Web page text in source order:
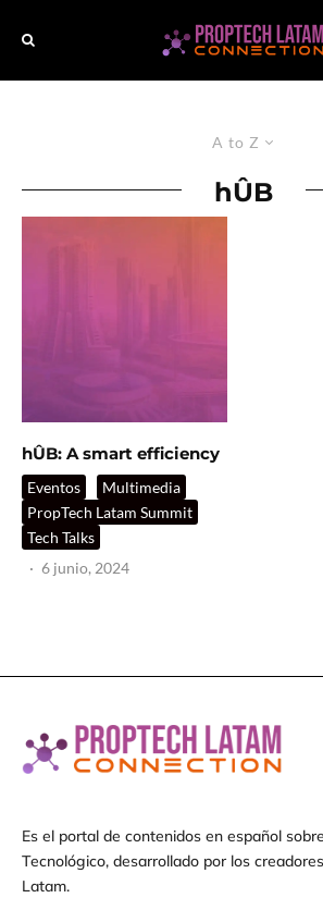
A to Z
hÛB
hÛB: A smart efficiency
Eventos
Multimedia
PropTech Latam Summit
Tech Talks
· 6 junio, 2024
Es el portal de contenidos en español
Tecnológico, desarrollado por los
Latam.